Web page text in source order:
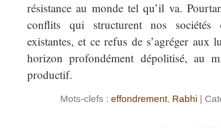
résistance au monde tel qu’il va.
conflits qui structurent nos sociétés
existantes, et ce refus de s’agréger aux
horizon profondément dépolitisé, au
productif.
Mots-clefs : effondrement, Rabhi |